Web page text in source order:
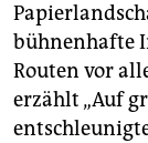
bühnenhafte
Routen vor
erzählt „Auf